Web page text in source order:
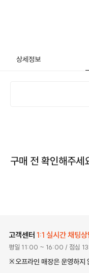
상세정보
구매 전 확인해주세
고객센터 1:1 실시간 채팅
평일 11:00 ~ 16:00 / 점심
※오프라인 매장은 운영하지